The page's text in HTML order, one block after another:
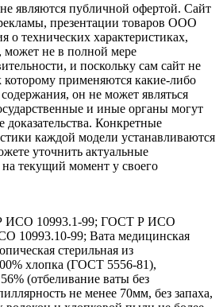
являются публичной офертой. Сайт
презентации товаров ООО
технических характеристиках,
может не в полной мере
и поскольку сам сайт не
которому применяются какие-либо
он не может являться
и иные органы могут
доказательства. Конкретные
каждой модели устанавливаются
уточнить актуальные
на текущий момент у своего
ИСО 10993.1-99; ГОСТ Р ИСО
10993.10-99; Вата медицинская
стерильная из
хлопка (ГОСТ 5556-81),
(отбеливание ваты без
не менее 70мм, без запаха,